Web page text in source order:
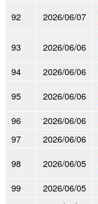
92
2026/06/07
93 2026/06/06
94
2026/06/06
95
2026/06/06
96
2026/06/06
97
2026/06/06
98
2026/06/05
99
2026/06/05